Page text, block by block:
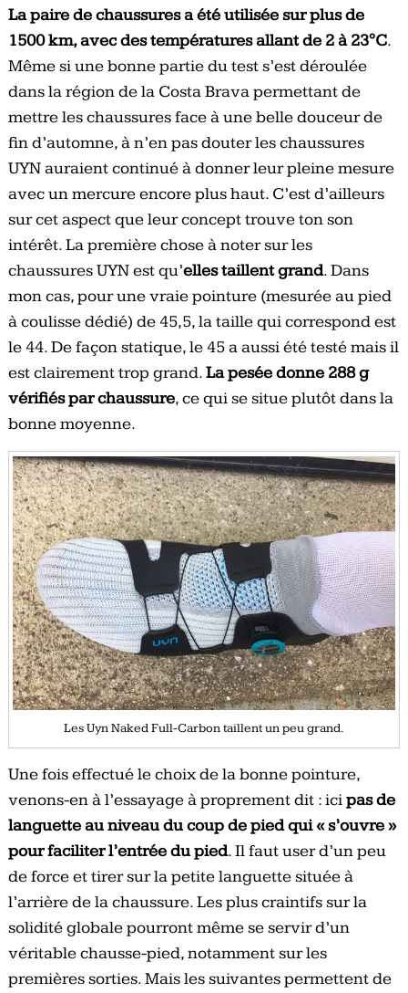
La paire de chaussures a été utilisée sur plus de
1500 km, avec des températures allant de 2 à 23°C.
Même si une bonne partie du test s’est déroulée
dans la région de la Costa Brava permettant de
mettre les chaussures face à une belle douceur de
fin d’automne, à n’en pas douter les chaussures
UYN auraient continué à donner leur pleine mesure
avec un mercure encore plus haut. C’est d’ailleurs
sur cet aspect que leur concept trouve ton son
intérêt.La première chose à noter sur les
chaussures UYN est qu’elles taillent grand. Dans
mon cas, pour une vraie pointure (mesurée au pied
à coulisse dédié) de 45,5, la taille qui correspond est
le 44. De façon statique, le 45 a aussi été testé mais il
est clairement trop grand.La pesée donne 288 g
vérifiés par chaussure, ce qui se situe plutôt dans la
bonne moyenne.
Les Uyn Naked Full-Carbon taillent un peu grand.
Une fois effectué le choix de la bonne pointure,
venons-en à l’essayage à proprement dit : icipas de
languette au niveau du coup de pied qui « s’ouvre »
pour faciliter l’entrée du pied. Il faut user d’un peu
de force et tirer sur la petite languette située à
l’arrière de la chaussure. Les plus craintifs sur la
solidité globale pourront même se servir d’un
véritable chausse-pied, notamment sur les
premières sorties. Mais les suivantes permettent de